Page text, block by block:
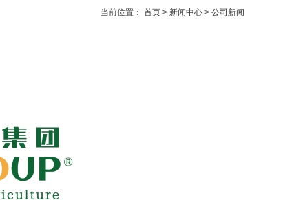
当前位置： 首页 > 新闻中心 > 公司新闻